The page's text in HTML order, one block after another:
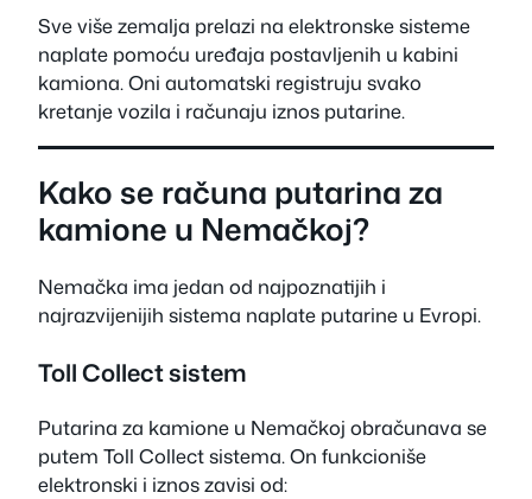
Sve više zemalja prelazi na elektronske sisteme
naplate pomoću uređaja postavljenih u kabini
kamiona. Oni automatski registruju svako
kretanje vozila i računaju iznos putarine.
Kako se računa putarina za
kamione u Nemačkoj?
Nemačka ima jedan od najpoznatijih i
najrazvijenijih sistema naplate putarine u Evropi.
Toll Collect sistem
Putarina za kamione u Nemačkoj obračunava se
putem Toll Collect sistema. On funkcioniše
elektronski i iznos zavisi od: